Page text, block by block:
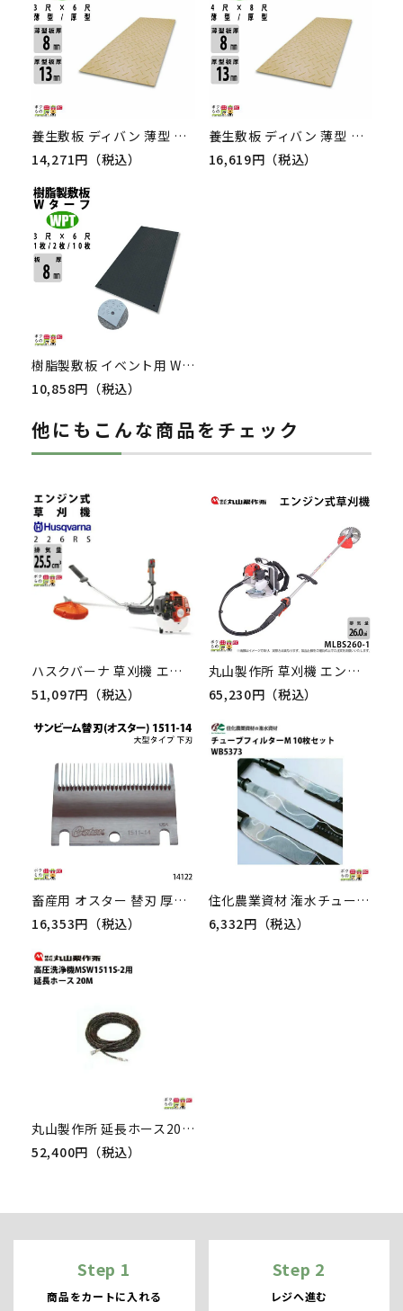
養生敷板 ディバン 薄型 厚型 3尺×6尺 黒 Diban ウッドプラスチックテクノロジー
14,271円（税込）
養生敷板 ディバン 薄型 厚型 4尺×8尺 黒 Diban ウッドプラスチックテクノロジー
16,619円（税込）
樹脂製敷板 イベント用 Wターフ 1枚 / 2枚 / 10枚 黒 四隅連結穴 ウッドプラスチックテクノロジー
10,858円（税込）
他にもこんな商品をチェック
ハスクバーナ 草刈機 エンジン 2サイクル 226RS 25.4cc 両手ハンドル 肩掛式 967055702
51,097円（税込）
丸山製作所 草刈機 エンジン 2サイクル MLBS2601 26cc ループハンドル 背負式 366224
65,230円（税込）
畜産用 オスター 替刃 厚刃 9mm刃 14122 電動バリカン お手入れ 畜産 酪農 牧畜 産業動物 牛 羊 家畜
16,353円（税込）
住化農業資材 潅水チューブ用 チューブフィルターM WB5373 10枚セット 100メッシュ 農業用
6,332円（税込）
丸山製作所 延長ホース20M カプラ付 548158 MSW1511S-2 MSW1511,MKW1511シリーズ用
52,400円（税込）
Step 1
商品をカートに入れる
Step 2
レジへ進む